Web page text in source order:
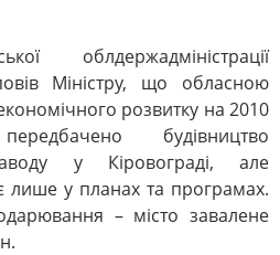
облдержадміністрації
Міністру, що обласною
розвитку на 2010
будівництво
у Кіровограді, але
лише у планах та програмах.
– місто завалене